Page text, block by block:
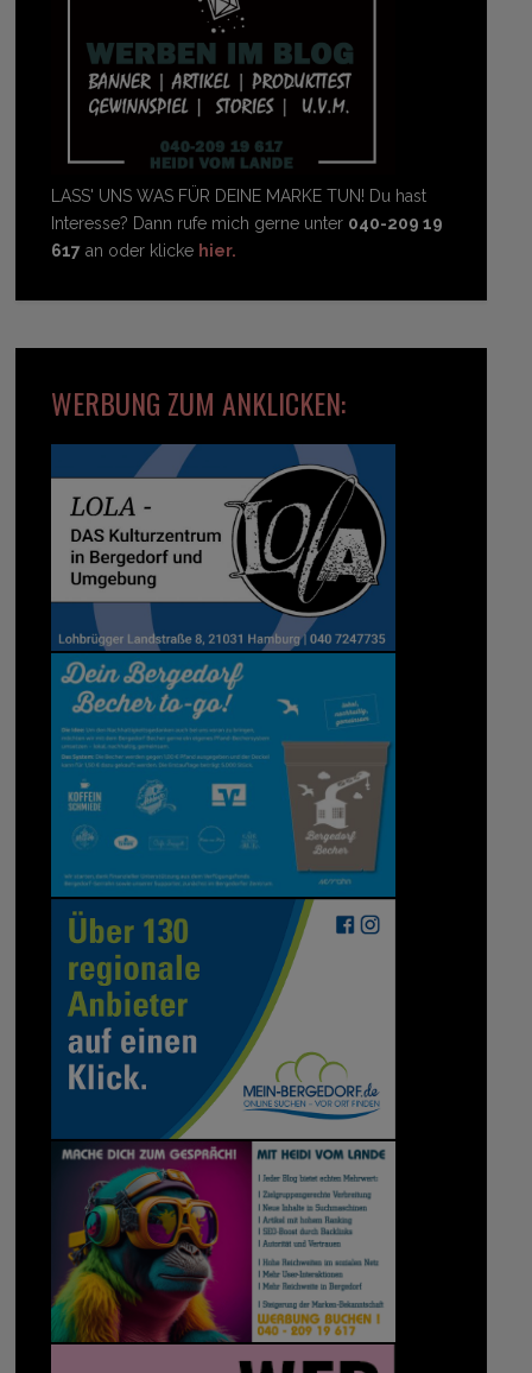
LASS' UNS WAS FÜR DEINE MARKE TUN! Du hast
Interesse? Dann rufe mich gerne unter 040-209 19
617 an oder klicke hier.
WERBUNG ZUM ANKLICKEN: